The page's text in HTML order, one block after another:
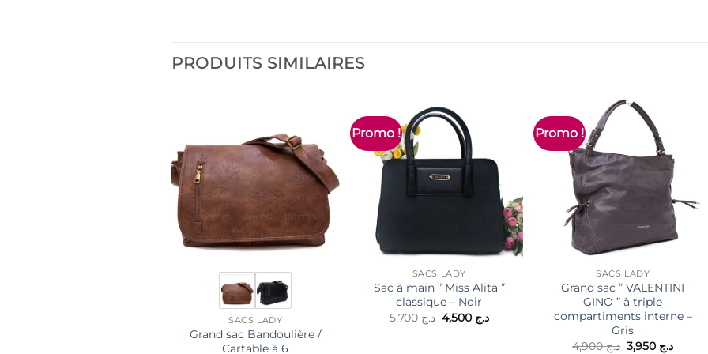
PRODUITS SIMILAIRES
SACS LADY
Grand sac Bandoulière /
Cartable à 6
Promo !
SACS LADY
Sac à main ” Miss Alita ”
classique – Noir
د.ج5,700 Le
prix
د.ج 4,500 Le
Promo !
SACS LADY
Grand sac ” VALENTINI
GINO ” à triple
compartiments interne –
Gris
د.ج4,900 Le د.ج 3,950 Le